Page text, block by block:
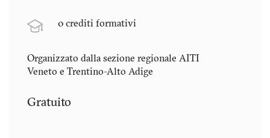
0 crediti formativi
Organizzato dalla sezione regionale AITI
Veneto e Trentino-Alto Adige
Gratuito